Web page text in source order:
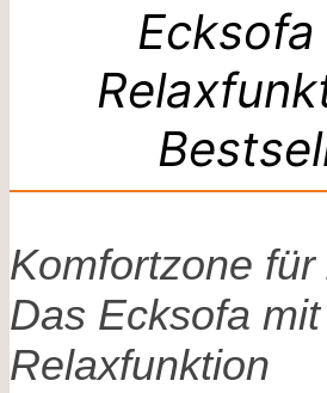
Komfortzone
Das Ecksofa mit
Relaxfunktion